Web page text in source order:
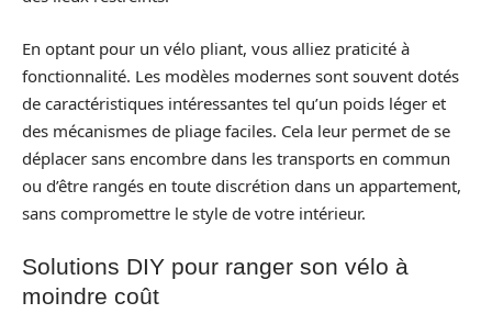
En optant pour un vélo pliant, vous alliez praticité à
fonctionnalité. Les modèles modernes sont souvent dotés
de caractéristiques intéressantes tel qu’un poids léger et
des mécanismes de pliage faciles. Cela leur permet de se
déplacer sans encombre dans les transports en commun
ou d’être rangés en toute discrétion dans un appartement,
sans compromettre le style de votre intérieur.
Solutions DIY pour ranger son vélo à
moindre coût